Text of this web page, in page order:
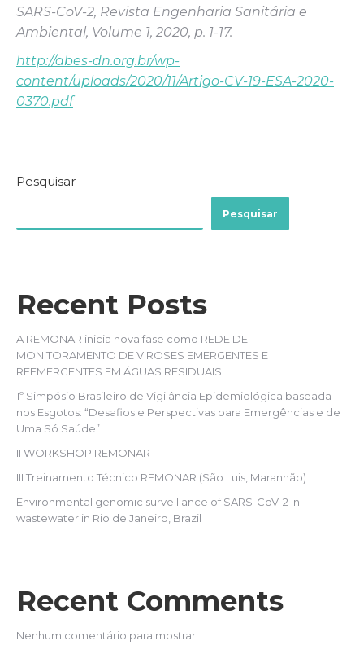
SARS-CoV-2, Revista Engenharia Sanitária e
Ambiental, Volume 1, 2020, p. 1-17.
http://abes-dn.org.br/wp-
content/uploads/2020/11/Artigo-CV-19-ESA-2020-
0370.pdf
Pesquisar
Pesquisar
Recent Posts
A REMONAR inicia nova fase como REDE DE
MONITORAMENTO DE VIROSES EMERGENTES E
REEMERGENTES EM ÁGUAS RESIDUAIS
1º Simpósio Brasileiro de Vigilância Epidemiológica baseada
nos Esgotos: “Desafios e Perspectivas para Emergências e de
Uma Só Saúde”
II WORKSHOP REMONAR
III Treinamento Técnico REMONAR (São Luis, Maranhão)
Environmental genomic surveillance of SARS-CoV-2 in
wastewater in Rio de Janeiro, Brazil
Recent Comments
Nenhum comentário para mostrar.